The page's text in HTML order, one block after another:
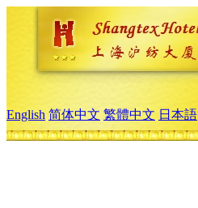
English 简体中文 繁體中文 日本語